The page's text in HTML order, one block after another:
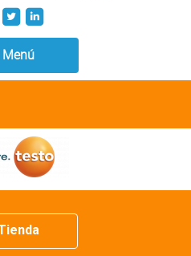
Menú
navigation
navigation